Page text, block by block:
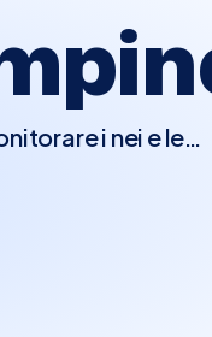
i nei e le
Questo esame è